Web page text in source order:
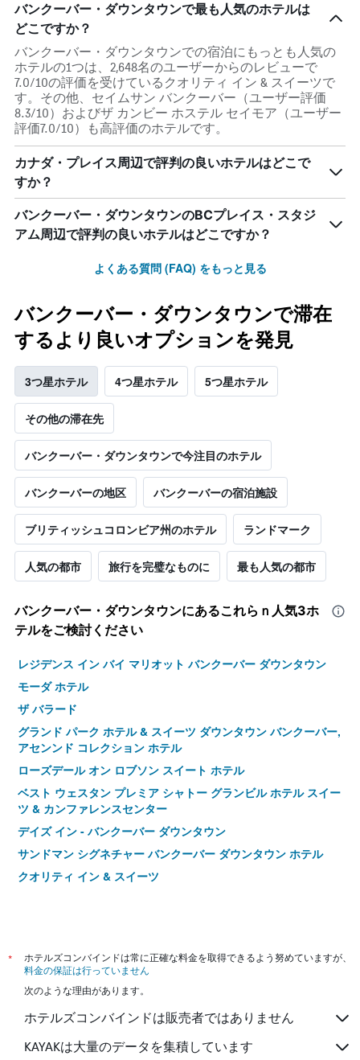
バンクーバー・ダウンタウンで最も人気のホテルは
どこですか？
バンクーバー・ダウンタウンでの宿泊にもっとも人気の
ホテルの1つは、2,648名のユーザーからのレビューで
7.0/10の評価を受けているクオリティ イン & スイーツで
す。その他、セイムサン バンクーバー（ユーザー評価
8.3/10）およびザ カンビー ホステル セイモア（ユーザー
評価7.0/10）も高評価のホテルです。
カナダ・プレイス周辺で評判の良いホテルはどこで
すか？
バンクーバー・ダウンタウンのBCプレイス・スタジ
アム周辺で評判の良いホテルはどこですか？
よくある質問 (FAQ) をもっと見る
バンクーバー・ダウンタウンで滞在
するより良いオプションを発見
3つ星ホテル 4つ星ホテル 5つ星ホテル
その他の滞在先
バンクーバー・ダウンタウンで今注目のホテル
バンクーバーの地区 バンクーバーの宿泊施設
ブリティッシュコロンビア州のホテル ランドマーク
人気の都市 旅行を完璧なものに 最も人気の都市
バンクーバー・ダウンタウン​にあるこれらｎ人気3ホ
テルをご検討ください
レジデンス イン バイ マリオット バンクーバー ダウンタウン
モーダ ホテル
ザ バラード
グランド パーク ホテル & スイーツ ダウンタウン バンクーバー,
アセンンド コレクション ホテル
ローズデール オン ロブソン スイート ホテル
ベスト ウェスタン プレミア シャトー グランビル ホテル スイー
ツ & カンファレンスセンター
デイズ イン - バンクーバー ダウンタウン
サンドマン シグネチャー バンクーバー ダウンタウン ホテル
クオリティ イン & スイーツ
*
ホテルズコンバインドは常に正確な料金を取得できるよう努めていますが、
料金の保証は行っていません
次のような理由があります。
ホテルズコンバインドは販売者ではありません
KAYAKは大量のデータを集積しています